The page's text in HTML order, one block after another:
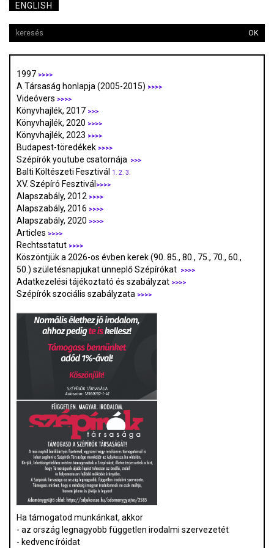
ENGLISH
OK
1997 >>>>
A Társaság honlapja (2005-2015) >>>>
Videóvers >>>>
Könyvhajlék, 2017 >>>
Könyvhajlék, 2020 >>>>
Könyvhajlék, 2023 >>>>
Budapest-töredékek >>>>
Szépírók youtube csatornája >>>
Balti Költészeti Fesztivál 1. 2. 3.
XV. Szépíró Fesztivál >>>>
Alapszabály, 2012 >>>>
Alapszabály, 2016 >>>>
Alapszabály, 2020 >>>>
Articles >>>>
Rechtsstatut >>>>
Köszöntjük a 2026-os évben kerek (90. 85., 80., 75., 70., 60.,
50.) születésnapjukat ünneplő Szépírókat
>>>>
Adatkezelési tájékoztató és szabályzat >>>>
Szépírók szociális szabályzata >>>>
Ha támogatod munkánkat, akkor
- az ország legnagyobb független irodalmi szervezetét
- kedvenc íróidat